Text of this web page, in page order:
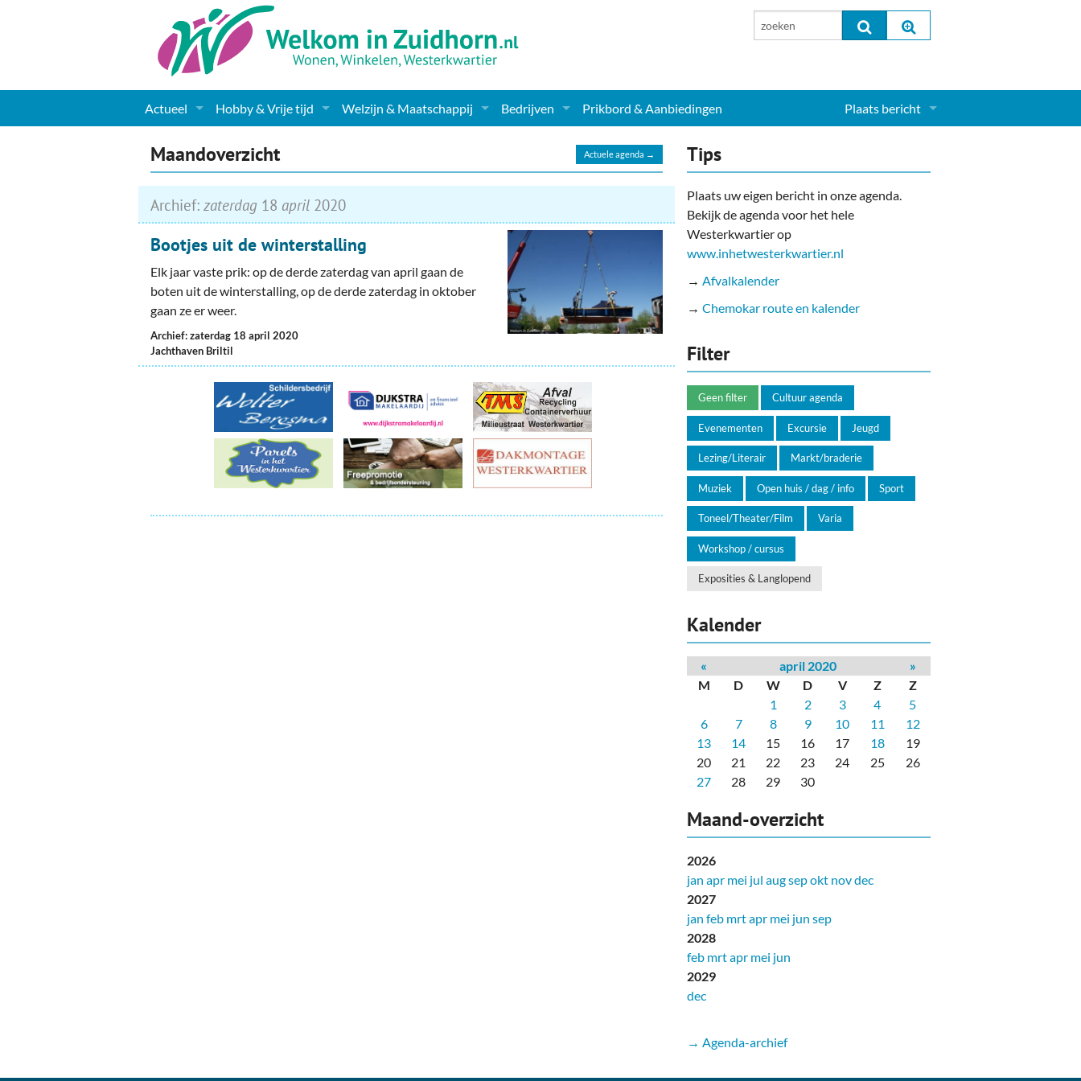
Actueel
Nieuws
Gemeente informatie
Dorpen
Woningaanbod
Columns & Redactioneel
Foto-pagina
Hobby & Vrije tijd
Muziek
Toerisme & Musea
Welzijn & Maatschappij
Kinderopvang
Levensbeschouwelijk
Ouderen
Politieke Partijen
Bedrijven
Supermarkt & Levensmiddelen
Dieren & Tuin
Horeca & Uitgaan
Vervoer, Auto's & Fietsen
Wonen & Interieur
On-line bestellen in Zuidhorn
Financiën, Makelaars & Hypotheken
Diensten, Gemak & Zakelijk
Prikbord & Aanbiedingen Plaats bericht
Actuele agenda →
Maandoverzicht
Archief: zaterdag 18 april 2020
Bootjes uit de winterstalling
Elk jaar vaste prik: op de derde zaterdag van april gaan de
boten uit de winterstalling, op de derde zaterdag in oktober
gaan ze er weer.
Archief: zaterdag 18 april 2020
Jachthaven Briltil
Tips
Plaats uw eigen bericht in onze agenda.
Bekijk de agenda voor het hele
Westerkwartier op
www.inhetwesterkwartier.nl
→ Afvalkalender
→ Chemokar route en kalender
Filter
Geen filter Cultuur agenda
Evenementen Excursie Jeugd
Lezing/Literair Markt/braderie
Muziek Open huis / dag / info Sport
Toneel/Theater/Film Varia
Workshop / cursus
Exposities & Langlopend
Kalender
« april 2020
»
M
D W D V Z
Z
1
2 3 4
5
6
7 8 9 10 11
12
13
14 15 16 17 18
19
20
21 22 23 24 25
26
27
28 29 30
Maand-overzicht
2026
jan apr mei jul augsepokt novdec
2027
jan feb mrtapr mei jun sep
2028
feb mrtapr mei jun
2029
dec
→ Agenda-archief